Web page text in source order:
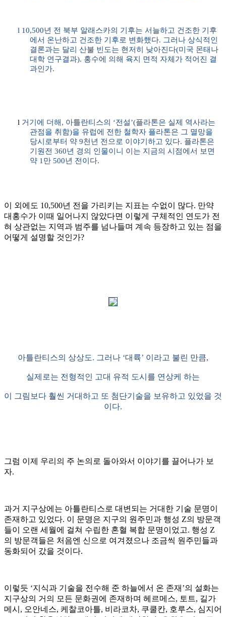
l 10,500년 전 북부 알래스카의 기후는 서늘하고 건조한 기후
에서 온난하고 건조한 기후로 변화했다. 그러나 상식적인
결론과는 달리 산불 빈도는 현저히 낮아진다(미국 몬태나
대학 연구결과). 홍수에 의해 육지 면적 자체가 적어진 결
과인가.
l 거기에 더해 , 아틀란티스의 ‘전설’(플라톤은 실제 역사라는
관점을 취함)을 유럽에 전한 철학자 플라톤은 그 멸망을
당시로부터 약9천년 전으로 이야기하고 있다. 플라톤은
기원전 360년 경의 인물이니 이는 지금의 시점에서 보면
약1만500년 전이다.
이 외에도 10,500년 전을 가리키는 지표는 수없이 많다. 만약
대홍수가 이때 일어나지 않았다면 이렇게 구체적인 연도가 전
혀 상관없는 지역과 범주를 넘나들며 계속 등장하고 있는 점을
어떻게 설명할 것인가?
아틀란티스의 상상도. 그러나 ‘대륙’ 이라고 불린 만큼,
실제로는 전형적인 고대 유적 도시를 연상케 하는
이 그림보다 훨씬 거대하고 또 첨단기술을 보유하고 있었을 것
이다.
그럼 이제 우리의 주 논의로 돌아와서 이야기를 끌어나가 보
자.
과거 지구상에는 아틀란티스로 대변되는 거대한 기술 문명이
존재하고 있었다. 이 문명은 지구의 원주민과 행성 Z의 방문객
들이 오랜 세월에 걸쳐 수립한 혼혈 복합 문명이었고. 행성 Z
의 방문객들은 처음엔 신으로 여겨졌으나 조금씩 원주민들과
동화되어 갔을 것이다.
이렇듯 ‘지식과 기술을 전수해 준 하늘에서 온 존재 ’의 설화는
지구상의 거의 모든 문화권에 존재하며 헤르메스, 토트, 길가
메시 , 오안네스, 케찰코아틀, 비라코차, 쿠쿨칸, 호루스, 심지어